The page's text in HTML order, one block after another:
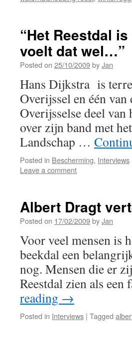
“Het Reestdal
voelt dat wel…”
Posted on 25/10/2009byJan
Hans Dijkstra is
Overijssel en één
Overijsselse deel
over zijn band met
Landschap …
Posted in Bescherming, Interviews
Leave a comment
Albert Dragt
Posted on 17/02/2009byJan
Voor veel mensen is
beekdal een
nog. Mensen die er
Reestdal zien als
reading →
Posted in Interviews | Tagged